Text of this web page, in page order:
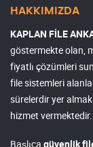
HAKKIMIZDA
KAPLAN FİLE
göstermekte olan,
fiyatlı çözümleri
file sistemleri
sürelerdir yer
hizmet vermektedir.
Başlıca güvenlik